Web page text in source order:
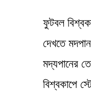
ফুটবল
দেখতে
মদ্যপানের
বিশ্বকাপে